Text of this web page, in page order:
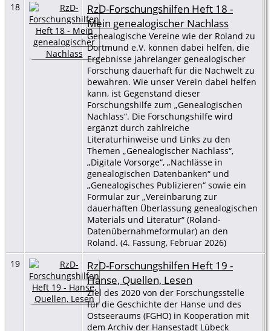
18
RzD-Forschungshilfen Heft 18 -
Mein genealogischer Nachlass
Genealogische Vereine wie der Roland zu
Dortmund e.V. können dabei helfen, die
Ergebnisse jahrelanger genealogischer
Forschung dauerhaft für die Nachwelt zu
bewahren. Wie unser Verein dabei helfen
kann, ist Gegenstand dieser
Forschungshilfe zum „Genealogischen
Nachlass“. Die Forschungshilfe wird
ergänzt durch zahlreiche
Literaturhinweise und Links zu den
Themen „Genealogischer Nachlass“,
„Digitale Vorsorge“, „Nachlässe in
genealogischen Datenbanken“ und
„Genealogisches Publizieren“ sowie ein
Formular zur „Vereinbarung zur
dauerhaften Überlassung genealogischen
Materials und Literatur“ (Roland-
Datenübernahmeformular) an den
Roland. (4. Fassung, Februar 2026)
19
RzD-Forschungshilfen Heft 19 -
Hanse, Quellen, Lesen
Ziel des 2020 von der Forschungsstelle
für die Geschichte der Hanse und des
Ostseeraums (FGHO) in Kooperation mit
dem Archiv der Hansestadt Lübeck